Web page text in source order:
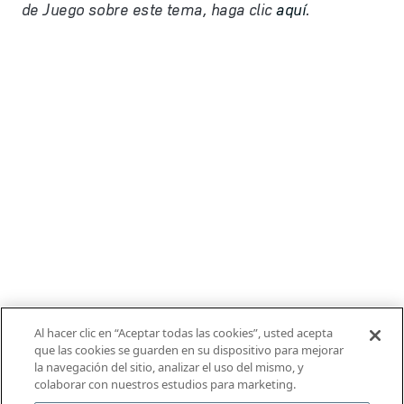
de Juego sobre este tema, haga clicaquí.
Al hacer clic en “Aceptar todas las cookies”, usted acepta
que las cookies se guarden en su dispositivo para mejorar
la navegación del sitio, analizar el uso del mismo, y
colaborar con nuestros estudios para marketing.